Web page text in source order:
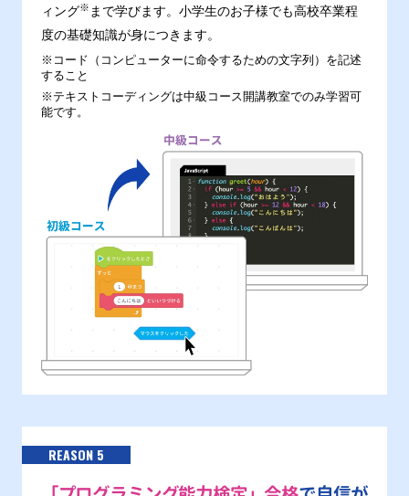
ィング※ まで学びます。小学生のお子様でも高校卒業程
度の基礎知識が身につきます。
※コード（コンピューターに命令するための文字列）を記述
すること
※テキストコーディングは中級コース開講教室でのみ学習可
能です。
REASON 5